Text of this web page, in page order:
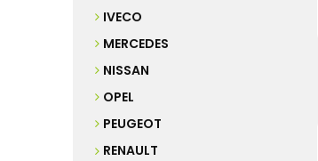
IVECO
MERCEDES
NISSAN
OPEL
PEUGEOT
RENAULT